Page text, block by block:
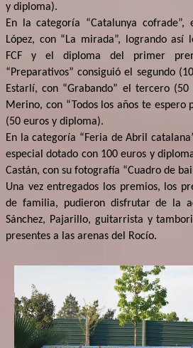
y diploma).
En la categoría “Catalunya cofrade”,
López, con “La mirada”, logrando así
FCF y el diploma del primer
“Preparativos” consiguió el segundo
Estarlí, con “Grabando” el tercero
Merino, con “Todos los años te espero
(50 euros y diploma).
En la categoría “Feria de Abril
especial dotado con 100 euros y
Castán, con su fotografía “Cuadro de
Una vez entregados los premios, los
de familia, pudieron disfrutar de la
Sánchez, Pajarillo, guitarrista y
presentes a las arenas del Rocío.